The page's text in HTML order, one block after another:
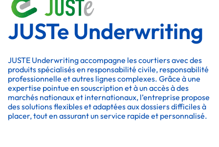
JUSTe Underwriting
JUSTE Underwriting accompagne les courtiers avec des
produits spécialisés en responsabilité civile, responsabilité
professionnelle et autres lignes complexes. Grâce à une
expertise pointue en souscription et à un accès à des
marchés nationaux et internationaux, l’entreprise propose
des solutions flexibles et adaptées aux dossiers difficiles à
placer, tout en assurant un service rapide et personnalisé.